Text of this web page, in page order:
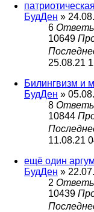
БудДен »
6
10649
25.08.21
Билингвизм и
БудДен »
8
10844
11.08.21
ещё один
БудДен »
2
10439